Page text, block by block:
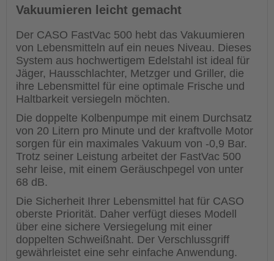
Vakuumieren leicht gemacht
Der CASO FastVac 500 hebt das Vakuumieren
von Lebensmitteln auf ein neues Niveau. Dieses
System aus hochwertigem Edelstahl ist ideal für
Jäger, Hausschlachter, Metzger und Griller, die
ihre Lebensmittel für eine optimale Frische und
Haltbarkeit versiegeln möchten.
Die doppelte Kolbenpumpe mit einem Durchsatz
von 20 Litern pro Minute und der kraftvolle Motor
sorgen für ein maximales Vakuum von -0,9 Bar.
Trotz seiner Leistung arbeitet der FastVac 500
sehr leise, mit einem Geräuschpegel von unter
68 dB.
Die Sicherheit Ihrer Lebensmittel hat für CASO
oberste Priorität. Daher verfügt dieses Modell
über eine sichere Versiegelung mit einer
doppelten Schweißnaht. Der Verschlussgriff
gewährleistet eine sehr einfache Anwendung.